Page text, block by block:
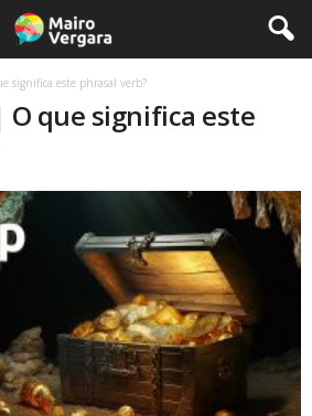
significa este phrasal verb?
O que significa este